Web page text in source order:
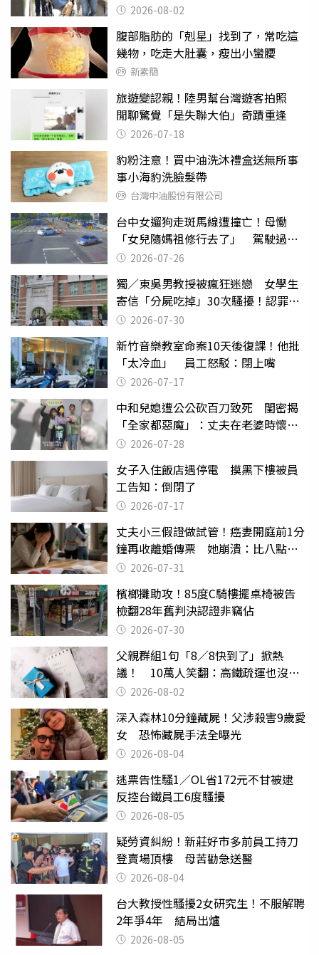
2026-08-02
腹部脂肪的「剋星」找到了，常吃這
幾物，吃走大肚囊，瘦出小蠻腰
新素簡
旅遊變認親！陸男幫台灣遊客拍照
閒聊驚覺「是失聯大伯」奇蹟重逢
2026-07-18
豹粉注意！買中油洗沐禮盒送無所事
事小海豹洗臉髮帶
台灣中油股份有限公司
台中女遛狗走斑馬線遭撞亡！母慟
「女兒隨媽祖修行去了」 駕駛過失
致死判9月
2026-07-26
獨／東吳男教授被瘋狂迷戀 女學生
寄信「分屍吃掉」30次騷擾！認罪免
關 2026-07-30
新竹音樂教室命案10天後復課！他批
「太冷血」 員工怒駁：閉上嘴
2026-07-17
中和兒媳遭公公砍百刀致死 閨密揭
「全家都惡魔」：丈夫在老婆時懷孕
摔東西
2026-07-28
女子入住飯店遇停電 摸黑下樓被員
工告知：倒閉了
2026-07-17
丈夫小三假證做試管！癌妻開庭前1分
鐘再收離婚傳票 她崩潰：比八點檔
還扯2026-07-31
檳榔攤助攻！85度C騎樓擺桌椅被告
檢翻28年舊判決認證非竊佔
2026-07-30
父親群組1句「8／8快到了」掀熱
議！ 10萬人笑翻：高鐵疏運也沒列
父親節
2026-08-02
深入森林10分鐘藏屍！父涉殺害9歲愛
女 恐怖藏屍手法全曝光
2026-08-04
逃票告性騷1／OL省172元不甘被逮
反控台鐵員工6度騷擾
2026-08-05
疑勞資糾紛！新莊好市多前員工持刀
登賣場頂樓 母苦勸急送醫
2026-08-04
台大教授性騷擾2女研究生！不服解聘
2年爭4年 結局出爐
2026-08-05